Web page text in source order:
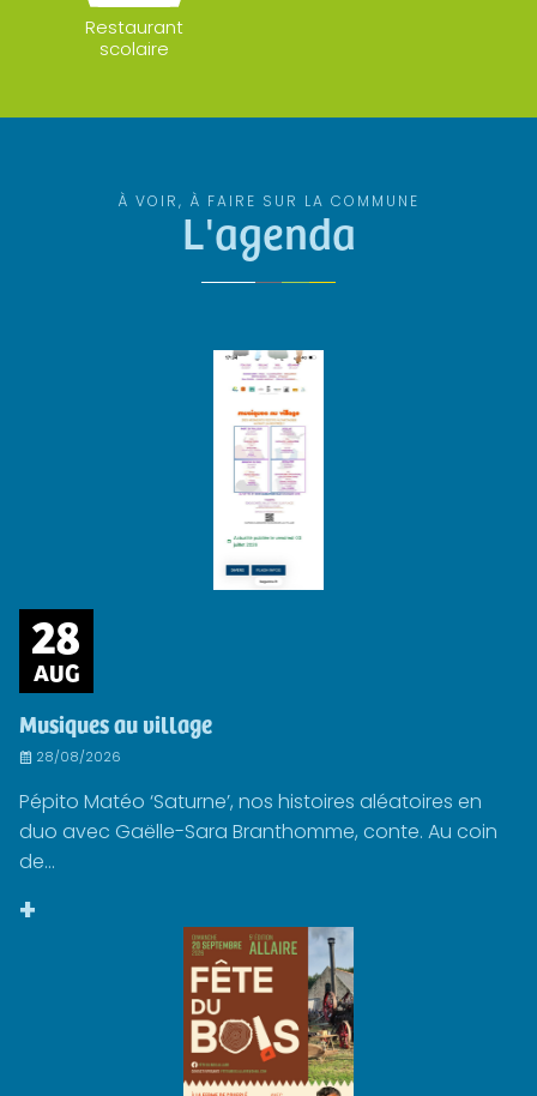
Restaurant
scolaire
À VOIR, À FAIRE SUR LA COMMUNE
L'agenda
28
AUG
Musiques au village
28/08/2026
Pépito Matéo ‘Saturne’, nos histoires aléatoires en
duo avec Gaëlle-Sara Branthomme, conte. Au coin
de...
+